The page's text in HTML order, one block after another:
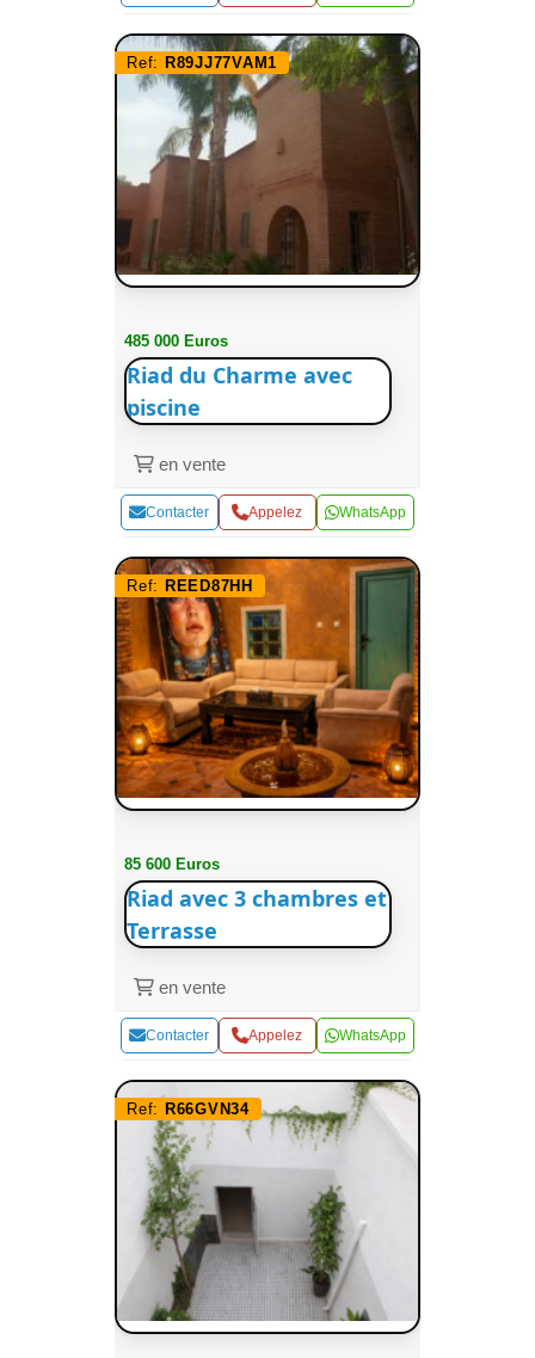
Ref: R89JJ77VAM1
485 000 Euros
Riad du Charme avec
piscine
en vente
Contacter Appelez WhatsApp
Ref: REED87HH
85 600 Euros
Riad avec 3 chambres et
Terrasse
en vente
Contacter Appelez WhatsApp
Ref: R66GVN34